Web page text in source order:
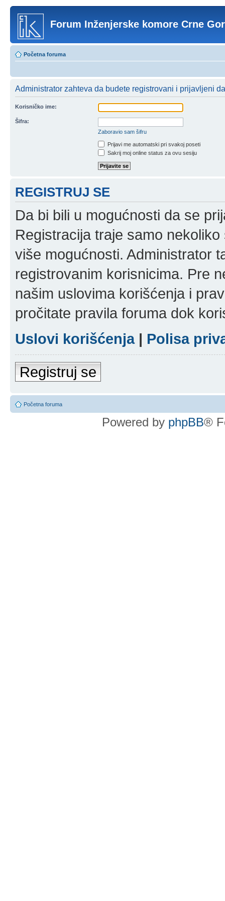
Forum Inženjerske komore Crne
Početna foruma
Administrator zahteva da budete registrovani i prijavljeni
Korisničko ime:
Šifra:
Zaboravio sam šifru
Prijavi me automatski pri svakoj poseti
Sakrij moj online status za ovu sesiju
REGISTRUJ SE
Da bi bili u mogućnosti da se
Registracija traje samo
više mogućnosti. Administrator
registrovanim korisnicima. Pre
našim uslovima korišćenja i
pročitate pravila foruma dok
Uslovi korišćenja| Polisa
Registruj se
Početna foruma
Powered by phpBB®